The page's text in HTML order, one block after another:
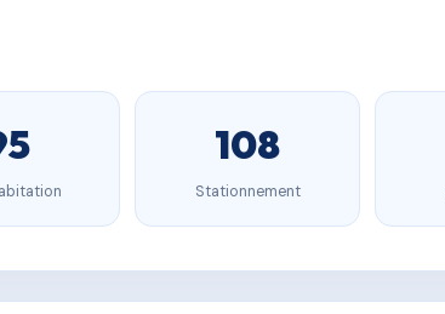
108
Stationnement